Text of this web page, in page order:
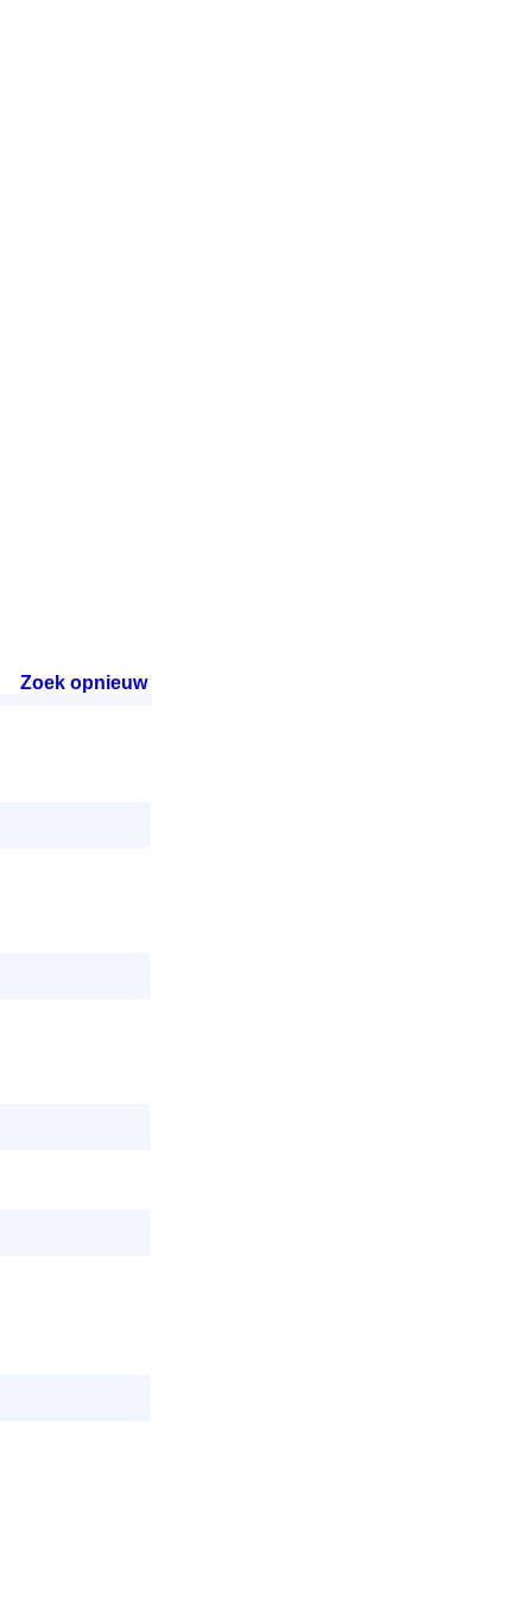
Zoek opnieuw.